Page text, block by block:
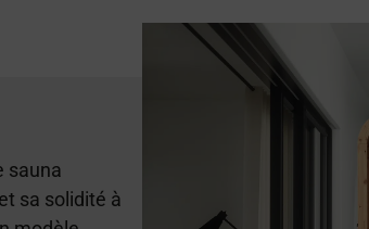
sauna
sa solidité à